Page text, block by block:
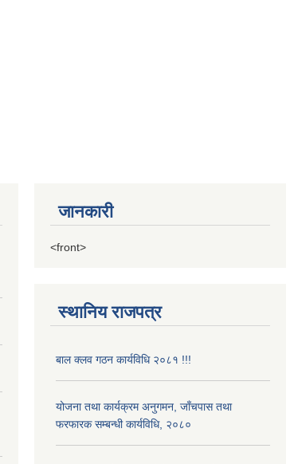
जानकारी
<front>
स्थानिय राजपत्र
बाल क्लव गठन कार्यविधि २०८१ !!!
योजना तथा कार्यक्रम अनुगमन, जाँचपास तथा
फरफारक सम्बन्धी कार्यविधि, २०८०